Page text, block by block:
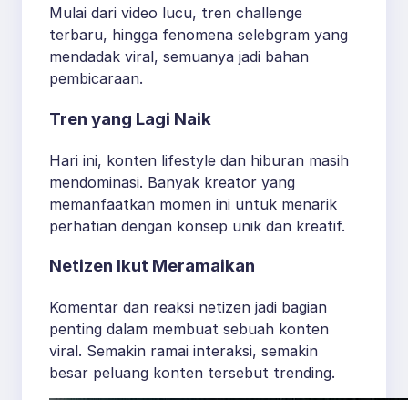
Mulai dari video lucu, tren challenge
terbaru, hingga fenomena selebgram yang
mendadak viral, semuanya jadi bahan
pembicaraan.
Tren yang Lagi Naik
Hari ini, konten lifestyle dan hiburan masih
mendominasi. Banyak kreator yang
memanfaatkan momen ini untuk menarik
perhatian dengan konsep unik dan kreatif.
Netizen Ikut Meramaikan
Komentar dan reaksi netizen jadi bagian
penting dalam membuat sebuah konten
viral. Semakin ramai interaksi, semakin
besar peluang konten tersebut trending.